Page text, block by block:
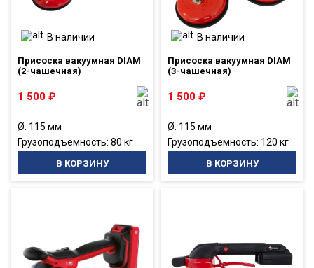
В наличии
Присоска вакуумная DIAM
(2-чашечная)
1 500 ₽
Ø: 115 мм
Грузоподъемность: 80 кг
В КОРЗИНУ
В наличии
Присоска вакуумная DIAM
(3-чашечная)
1 500 ₽
Ø: 115 мм
Грузоподъемность: 120 кг
В КОРЗИНУ